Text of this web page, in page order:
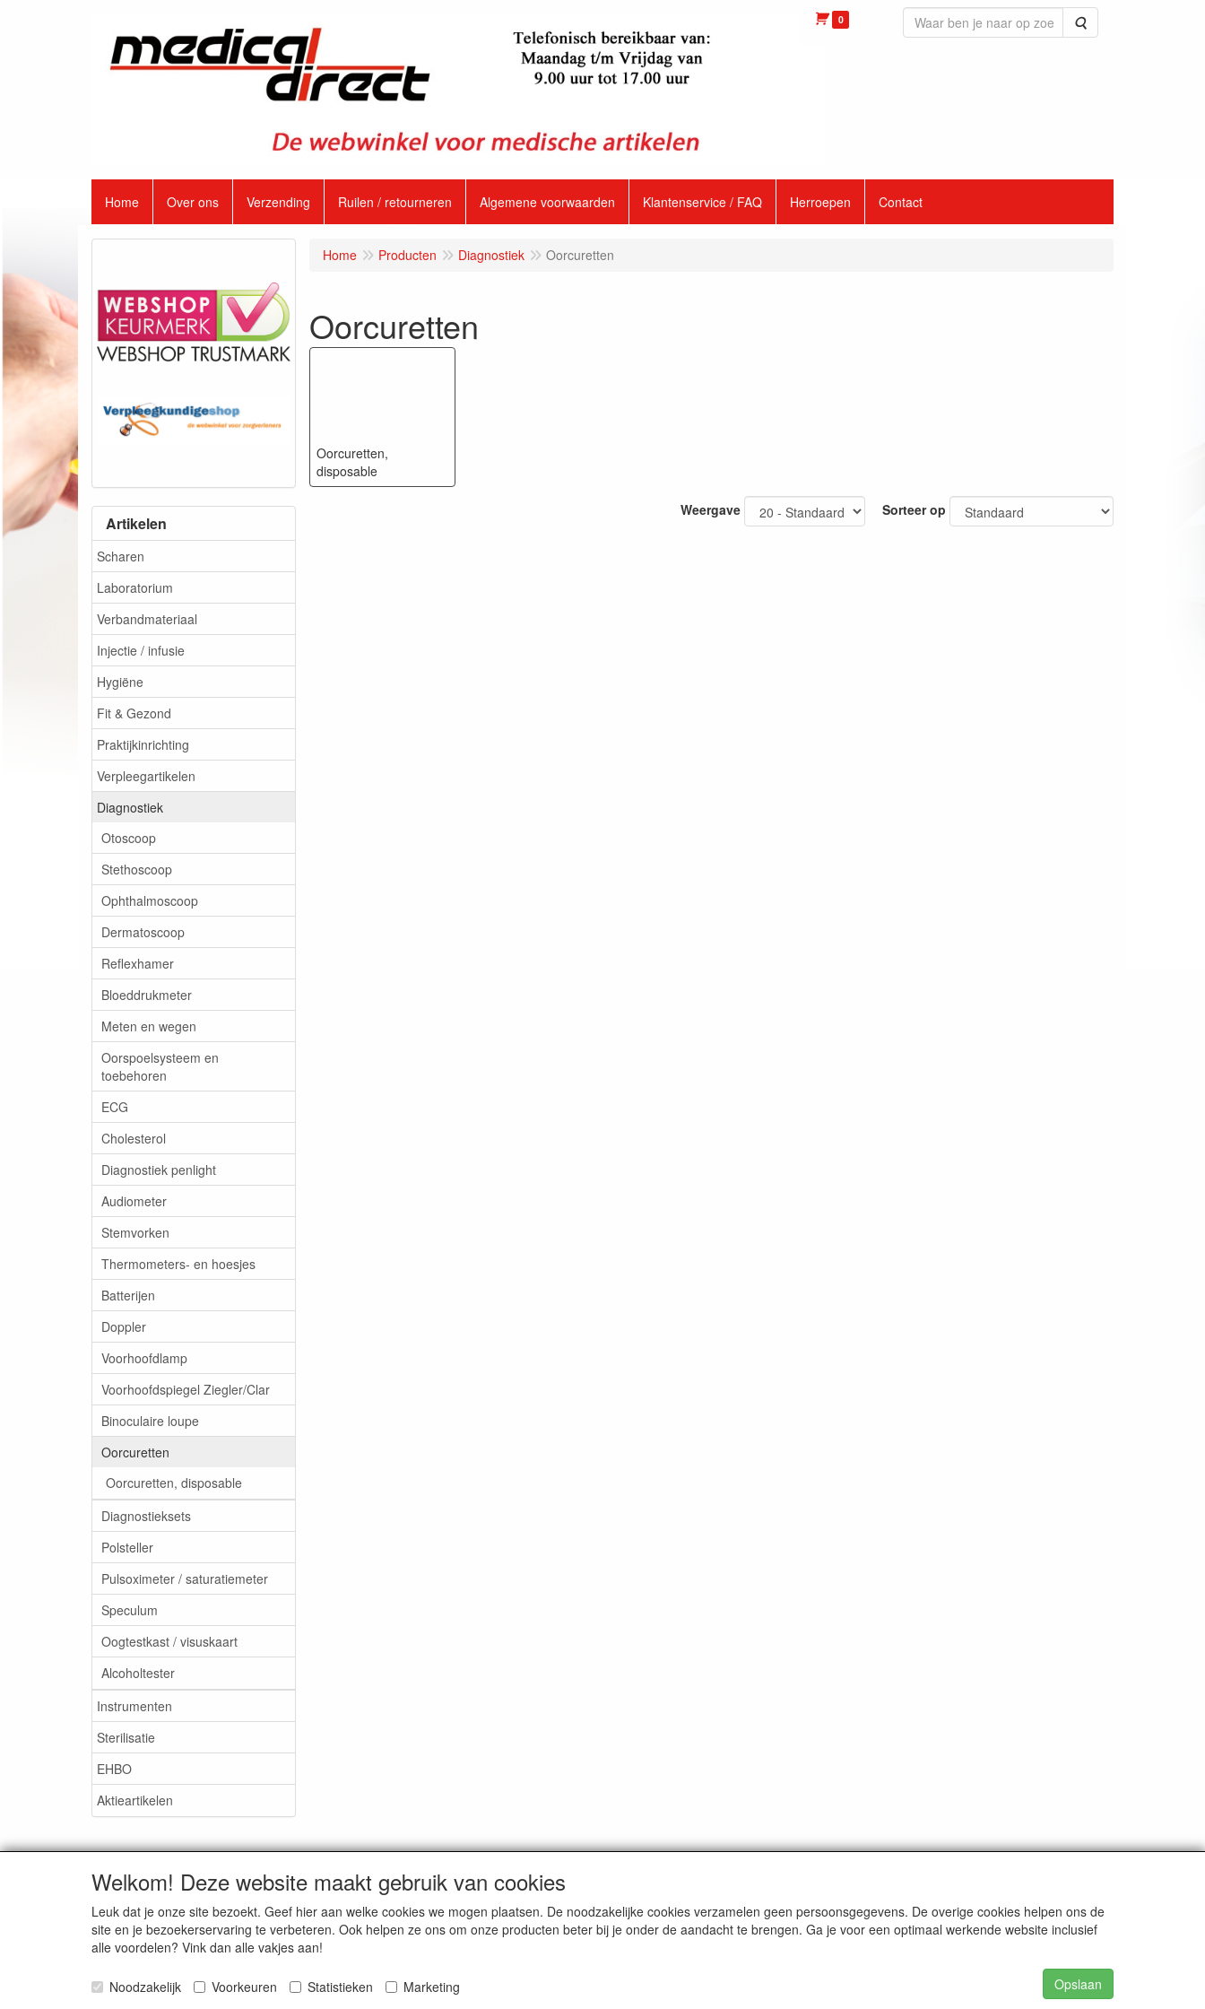
0 Zoeken
Home Over ons Verzending Ruilen / retourneren Algemene voorwaarden Klantenservice / FAQ Herroepen Contact
Artikelen
Scharen
Laboratorium
Verbandmateriaal
Injectie / infusie
Hygiëne
Fit & Gezond
Praktijkinrichting
Verpleegartikelen
Diagnostiek
Otoscoop
Stethoscoop
Ophthalmoscoop
Dermatoscoop
Reflexhamer
Bloeddrukmeter
Meten en wegen
Oorspoelsysteem en
toebehoren
ECG
Cholesterol
Diagnostiek penlight
Audiometer
Stemvorken
Thermometers- en hoesjes
Batterijen
Doppler
Voorhoofdlamp
Voorhoofdspiegel Ziegler/Clar
Binoculaire loupe
Oorcuretten
Oorcuretten, disposable
Diagnostieksets
Polsteller
Pulsoximeter / saturatiemeter
Speculum
Oogtestkast / visuskaart
Alcoholtester
Instrumenten
Sterilisatie
EHBO
Aktieartikelen
Home Producten Diagnostiek Oorcuretten
Oorcuretten
Oorcuretten,
disposable
Weergave Sorteer op
Welkom! Deze website maakt gebruik van cookies
Leuk dat je onze site bezoekt. Geef hier aan welke cookies we mogen plaatsen. De noodzakelijke cookies verzamelen geen persoonsgegevens. De overige cookies helpen ons de
site en je bezoekerservaring te verbeteren. Ook helpen ze ons om onze producten beter bij je onder de aandacht te brengen. Ga je voor een optimaal werkende website inclusief
alle voordelen? Vink dan alle vakjes aan!
Noodzakelijk Voorkeuren Statistieken Marketing Opslaan